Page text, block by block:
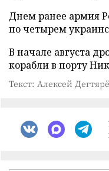
Днем ранее армия
по четырем
В начале августа
корабли в порту
Текст: Алексей